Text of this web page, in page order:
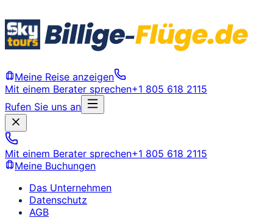
Meine Reise anzeigen
Mit einem Berater sprechen+1 805 618 2115
Rufen Sie uns an
Mit einem Berater sprechen+1 805 618 2115
Meine Buchungen
Das Unternehmen
Datenschutz
AGB